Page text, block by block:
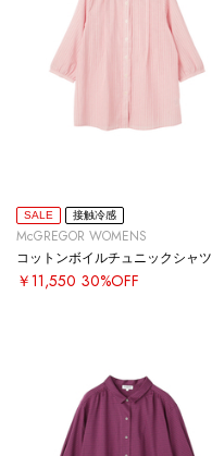
SALE 接触冷感
McGREGOR WOMENS
コットンボイルチュニックシャツ
￥11,550 30%OFF